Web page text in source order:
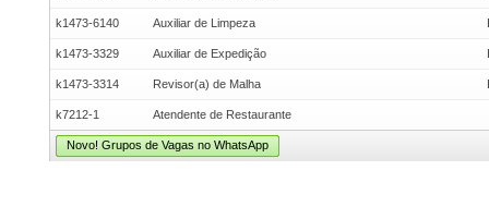
k1473-6140 Auxiliar de Limpeza
k1473-3329 Auxiliar de Expedição
k1473-3314 Revisor(a) de Malha
k7212-1 Atendente de Restaurante
Novo! Grupos de Vagas no WhatsApp